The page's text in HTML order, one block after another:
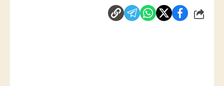
شارك